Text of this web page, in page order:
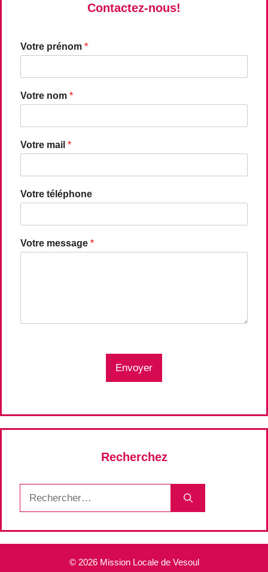
Contactez-nous!
Votre prénom *
Votre nom *
Votre mail *
Votre téléphone
Votre message *
Envoyer
Recherchez
© 2026 Mission Locale de Vesoul